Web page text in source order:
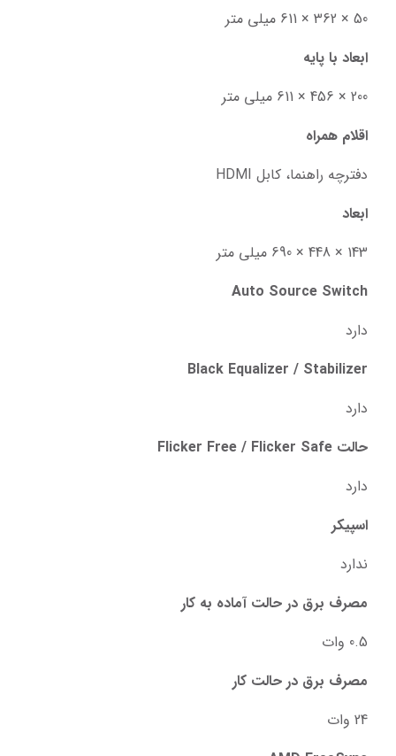
50 × 362 × 611 میلی متر
ابعاد با پایه
200 × 456 × 611 میلی متر
اقلام همراه
دفترچه راهنما، کابل HDMI
ابعاد
143 × 448 × 690 میلی متر
Auto Source Switch
دارد
Black Equalizer / Stabilizer
دارد
حالت Flicker Free / Flicker Safe
دارد
اسپیکر
ندارد
مصرف برق در حالت آماده به کار
0.5 وات
مصرف برق در حالت کار
24 وات